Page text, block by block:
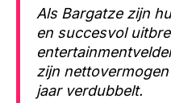
Als Bargatze zijn
en succesvol
zijn
jaar verdubbelt.